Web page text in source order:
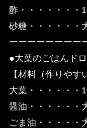
酢・・・・・・・
砂糖・・・・・・
ーーーーーーーー
●大葉のごはんド
【材料（作りやす
大葉・・・・・・
醤油・・・・・・
ごま油・・・・・